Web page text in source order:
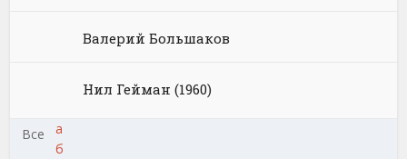
Валерий Большаков
Нил Гейман (1960)
Все
а
б